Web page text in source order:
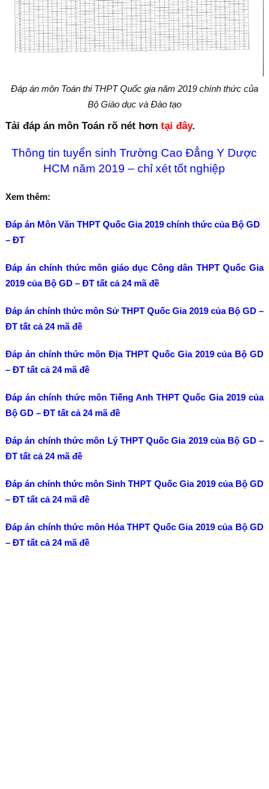
Đáp án môn Toán thi THPT Quốc gia năm 2019 chính thức của
Bộ Giáo dục và Đào tạo
Tải đáp án môn Toán rõ nét hơn tại đây.
Thông tin tuyển sinh Trường Cao Đẳng Y Dược
HCM năm 2019 – chỉ xét tốt nghiệp
Xem thêm:
Đáp án Môn Văn THPT Quốc Gia 2019 chính thức của Bộ GD
– ĐT
Đáp án chính thức môn giáo dục Công dân THPT Quốc Gia
2019 của Bộ GD – ĐT tất cả 24 mã đề
Đáp án chính thức môn Sử THPT Quốc Gia 2019 của Bộ GD –
ĐT tất cả 24 mã đề
Đáp án chính thức môn Địa THPT Quốc Gia 2019 của Bộ GD
– ĐT tất cả 24 mã đề
Đáp án chính thức môn Tiếng Anh THPT Quốc Gia 2019 của
Bộ GD – ĐT tất cả 24 mã đề
Đáp án chính thức môn Lý THPT Quốc Gia 2019 của Bộ GD –
ĐT tất cả 24 mã đề
Đáp án chính thức môn Sinh THPT Quốc Gia 2019 của Bộ GD
– ĐT tất cả 24 mã đề
Đáp án chính thức môn Hóa THPT Quốc Gia 2019 của Bộ GD
– ĐT tất cả 24 mã đề